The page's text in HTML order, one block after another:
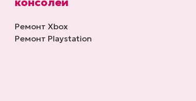
Ремонт Xbox
Ремонт Playstation